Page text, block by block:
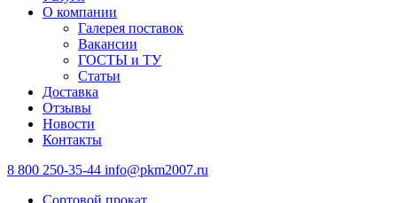
О компании
Галерея поставок
Вакансии
ГОСТЫ и ТУ
Статьи
Доставка
Отзывы
Новости
Контакты
8 800 250-35-44 info@pkm2007.ru